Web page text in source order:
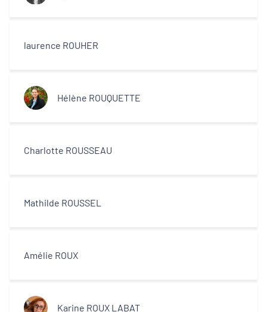
laurence ROUHER
Hélène ROUQUETTE
Charlotte ROUSSEAU
Mathilde ROUSSEL
Amélie ROUX
Karine ROUX LABAT